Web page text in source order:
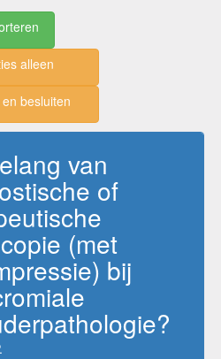
alleen
besluiten
van
of
(met
bij